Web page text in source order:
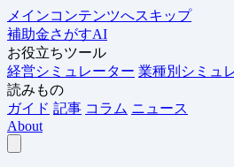
メインコンテンツへスキップ
補助金さがすAI
お役立ちツール
経営シミュレーター 業種別シミュ
読みもの
ガイド 記事 コラム ニュース
About